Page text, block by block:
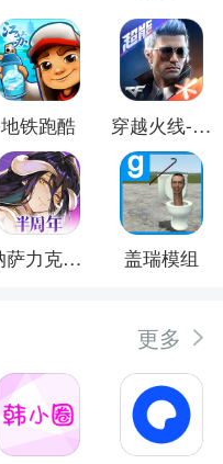
地铁跑酷 穿越火线-枪战王者
纳萨力克之王 盖瑞模组
更多